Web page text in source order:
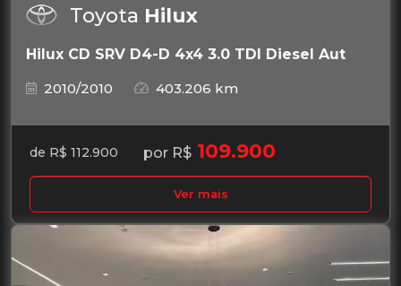
Toyota Hilux
Hilux CD SRV D4-D 4x4 3.0 TDI Diesel Aut
2010/2010
403.206 km
de R$ 112.900 por R$ 109.900
Ver mais